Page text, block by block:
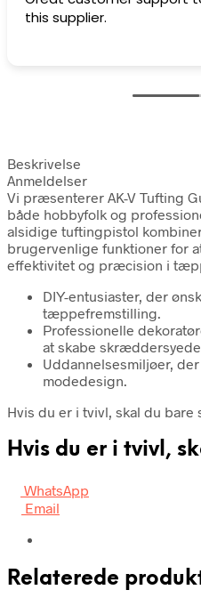
this supplier.
Beskrivelse
Anmeldelser
Vi præsenterer AK-V Tufting
både hobbyfolk og
alsidige tuftingpistol
brugervenlige funktioner for
effektivitet og præcision i
DIY-entusiaster, der
tæppefremstilling.
Professionelle
at skabe
Uddannelsesmiljøer,
modedesign.
Hvis du er i tvivl, skal du bare
Hvis du er i tvivl,
WhatsApp
Email
Relaterede